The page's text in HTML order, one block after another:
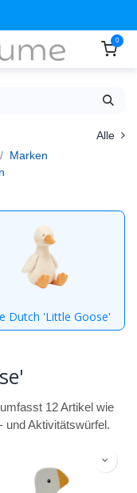
0
Alle
Marken
Dutch 'Little Goose'
12 Artikel wie
und Aktivitätswürfel.